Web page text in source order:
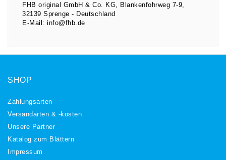
FHB original GmbH & Co. KG
Blankenfohrweg 7-9
32139 Sprenge
Deutschland
E-Mail: info@fhb.de
SHOP
Zahlungsarten
Versandarten & -kosten
Unsere Partner
Katalog zum Blättern
Impressum